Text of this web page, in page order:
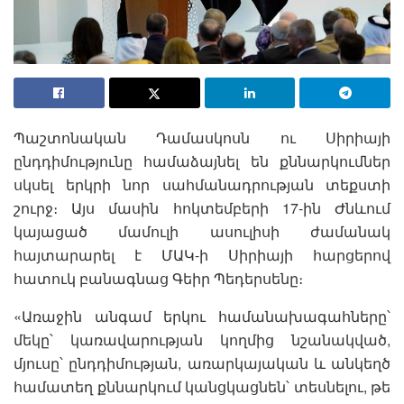
Պաշտոնական Դամասկոսն ու Սիրիայի
ընդդիմությունը համաձայնել են քննարկումներ
սկսել երկրի նոր սահմանադրության տեքստի
շուրջ։ Այս մասին հոկտեմբերի 17-ին Ժնևում
կայացած մամուլի ասուլիսի ժամանակ
հայտարարել է ՄԱԿ-ի Սիրիայի հարցերով
հատուկ բանագնաց Գեիր Պեդերսենը։
«Առաջին անգամ երկու համանախագահները՝
մեկը՝ կառավարության կողմից նշանակված,
մյուսը՝ ընդդիմության, առարկայական և անկեղծ
համատեղ քննարկում կանցկացնեն՝ տեսնելու, թե